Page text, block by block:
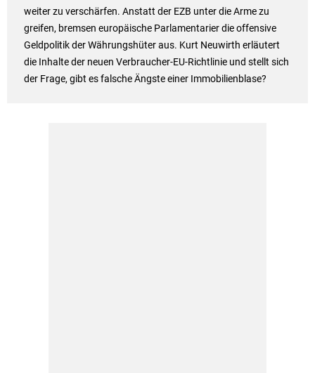
weiter zu verschärfen. Anstatt der EZB unter die Arme zu
greifen, bremsen europäische Parlamentarier die offensive
Geldpolitik der Währungshüter aus. Kurt Neuwirth erläutert
die Inhalte der neuen Verbraucher-EU-Richtlinie und stellt sich
der Frage, gibt es falsche Ängste einer Immobilienblase?